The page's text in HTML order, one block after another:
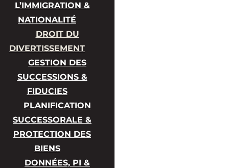
L’IMMIGRATION &
NATIONALITÉ
DROIT DU
DIVERTISSEMENT
GESTION DES
SUCCESSIONS &
FIDUCIES
PLANIFICATION
SUCCESSORALE &
PROTECTION DES
BIENS
DONNÉES, PI &